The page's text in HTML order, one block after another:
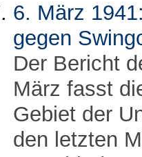
6. März
gegen
Der Bericht
März fasst
Gebiet der
den letzten